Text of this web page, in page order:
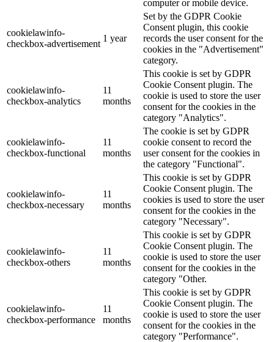
computer or mobile device.
cookielawinfo-
checkbox-advertisement
1 year
Set by the GDPR Cookie
Consent plugin, this cookie
records the user consent for the
cookies in the "Advertisement"
category.
cookielawinfo-
checkbox-analytics
11
months
This cookie is set by GDPR
Cookie Consent plugin. The
cookie is used to store the user
consent for the cookies in the
category "Analytics".
cookielawinfo-
checkbox-functional
11
months
The cookie is set by GDPR
cookie consent to record the
user consent for the cookies in
the category "Functional".
cookielawinfo-
checkbox-necessary
11
months
This cookie is set by GDPR
Cookie Consent plugin. The
cookies is used to store the user
consent for the cookies in the
category "Necessary".
cookielawinfo-
checkbox-others
11
months
This cookie is set by GDPR
Cookie Consent plugin. The
cookie is used to store the user
consent for the cookies in the
category "Other.
cookielawinfo-
checkbox-performance
11
months
This cookie is set by GDPR
Cookie Consent plugin. The
cookie is used to store the user
consent for the cookies in the
category "Performance".